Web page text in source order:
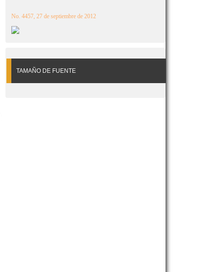
No. 4457, 27 de septiembre de 2012
TAMAÑO DE FUENTE